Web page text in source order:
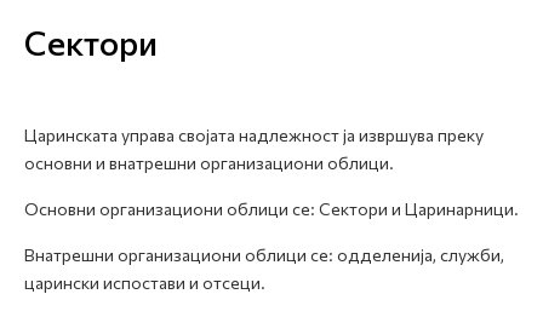
Физички лица
Бизнис заедница
Медиа центар
Сектори
Царинската управа својата надлежност ја извршува преку
основни и внатрешни организациони облици.
Основни организациони облици се: Сектори и Царинарници.
Внатрешни организациони облици се: одделенија, служби,
царински испостави и отсеци.